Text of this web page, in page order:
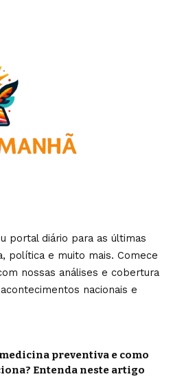
portal diário para as últimas
política e muito mais. Comece
nossas análises e cobertura
nacionais e
medicina preventiva e como
Entenda neste artigo